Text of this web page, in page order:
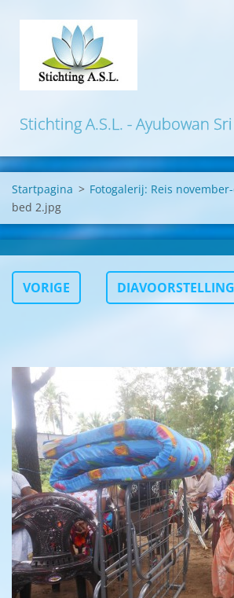
Stichting A.S.L. - Ayubowan
Startpagina > Fotogalerij: Reis
bed 2.jpg
VORIGE DIAVOORSTELLING